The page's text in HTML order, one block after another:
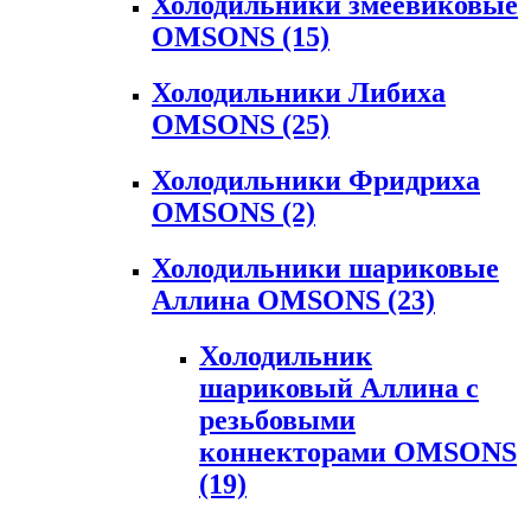
OMSONS (15)
Холодильники Либиха
OMSONS (25)
Холодильники Фридриха
OMSONS (2)
Холодильники шариковые
Аллина OMSONS (23)
Холодильник
шариковый Аллина с
резьбовыми
коннекторами OMSONS
(19)